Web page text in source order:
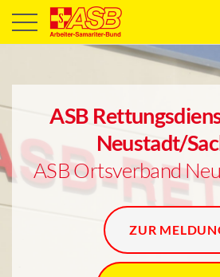
ASB
Neustadt/
ASB Ortsverband
ZUR